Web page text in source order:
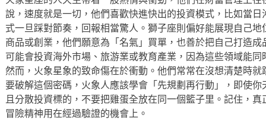
說，速度就是一切，他們喜歡快進快出的投資模式，比如當
式一旦踩對節奏，回報相當驚人。獅子座則偏好能展現自己
商品或創業，他們願意為「名氣」買單，也善於把自己打造
可能會投資海外市場、旅游業或教育產業，因為這些領域能
然而，火象星象的致命傷在於衝動。他們常常在沒想清楚時
要破解這個密碼，火象人應該學會「先規劃再行動」，即使
且分散投資標的，不要把雞蛋全放在同一個籃子里。記住，
冒險精神用在經過驗證的機會上。